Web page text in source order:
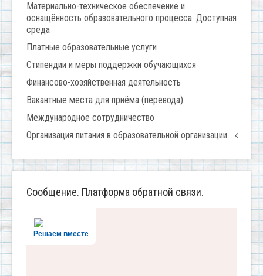
Материально-техническое обеспечение и
оснащённость образовательного процесса. Доступная
среда
Платные образовательные услуги
Стипендии и меры поддержки обучающихся
Финансово-хозяйственная деятельность
Вакантные места для приёма (перевода)
Международное сотрудничество
Организация питания в образовательной организации
Сообщение. Платформа обратной связи.
Решаем вместе